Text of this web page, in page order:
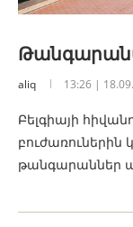
aliq 13:26 |
Բելգիայի
բուժառուներին
թանգարաններ